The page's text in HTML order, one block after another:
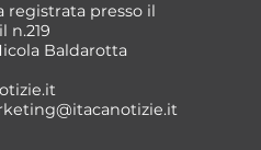
registrata presso il
n.219
Baldarotta